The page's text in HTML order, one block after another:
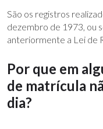
São os registros
dezembro de 1973, ou
anteriormente a Lei de
Por que em
de matrícula
dia?